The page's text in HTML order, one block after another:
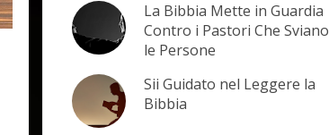
La Bibbia Mette in Guardia
Contro i Pastori Che Sviano
le Persone
Sii Guidato nel Leggere la
Bibbia